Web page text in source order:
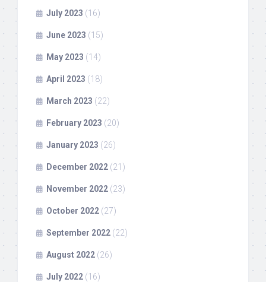
July 2023 (16)
June 2023 (15)
May 2023 (14)
April 2023 (18)
March 2023 (22)
February 2023 (20)
January 2023 (26)
December 2022 (21)
November 2022 (23)
October 2022 (27)
September 2022 (22)
August 2022 (26)
July 2022 (16)